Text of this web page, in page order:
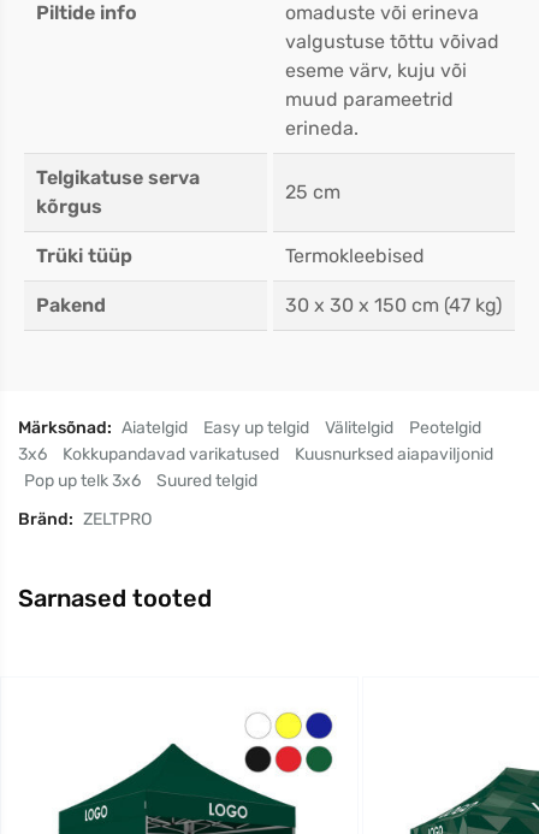
Piltide info
omaduste või erineva
valgustuse tõttu võivad
eseme värv, kuju või
muud parameetrid
erineda.
Telgikatuse serva
kõrgus
25 cm
Trüki tüüp Termokleebised
Pakend 30 x 30 x 150 cm (47 kg)
Märksõnad: Aiatelgid Easy up telgid Välitelgid
Peotelgid
3x6
Kokkupandavad varikatused
Kuusnurksed aiapaviljonid
Pop up telk 3x6
Suured telgid
Bränd: ZELTPRO
Sarnased tooted